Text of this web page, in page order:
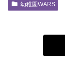
幼稚園WARS